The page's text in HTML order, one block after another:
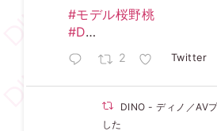
#モデル桜野桃
#D…
2 Twitter
DINO - ディノ／AV
した